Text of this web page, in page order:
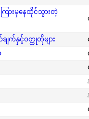
ကြားမှနေထိုင်သွားတဲ့
က်နှင့်ဝတ္ထုတိုများ